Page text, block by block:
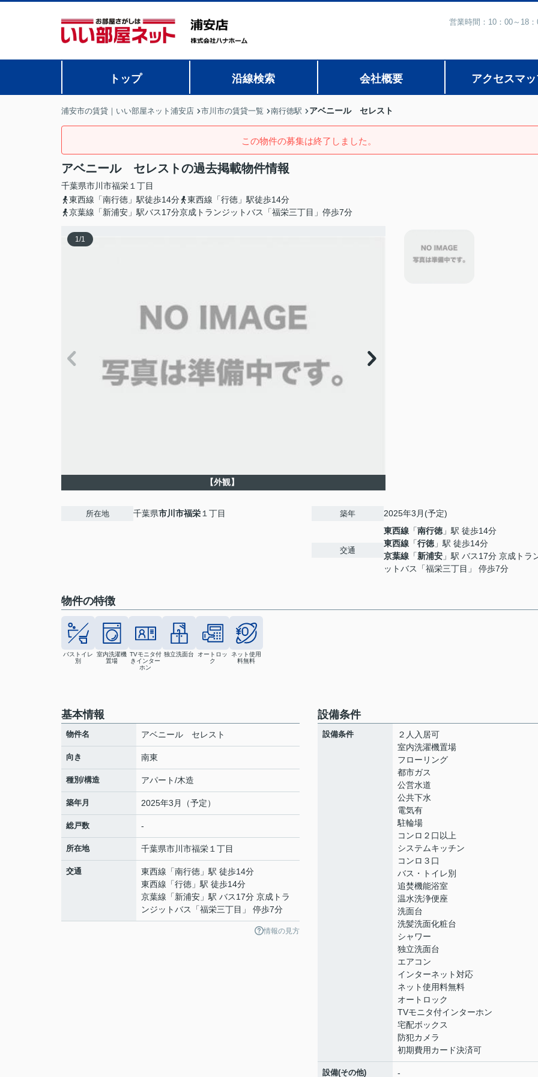
営業時間：10：00～18
トップ 沿線検索 会社概要 アクセスマ
浦安市の賃貸｜いい部屋ネット浦安店 市川市の賃貸一覧 南行徳駅 アベニール セレスト
この物件の募集は終了しました。
アベニール セレストの過去掲載物件情報
千葉県市川市福栄 １丁目
東西線「南行徳」駅徒歩14分
東西線「行徳」駅徒歩14分
京葉線「新浦安」駅バス17分京成トランジットバス「福栄三丁目」停歩7分
1/1
【外観】
所在地 千葉県市川市福栄 １丁目 築年 2025年3月(予定)
交通
東西線 「南行徳 」駅 徒歩14分
東西線 「行徳 」駅 徒歩14分
京葉線 「新浦安 」駅 バス17分 京成トラ
ットバス「福栄三丁目」 停歩7分
物件の特徴
バストイレ
別
室内洗濯機
置場
TVモニタ付
きインター
ホン
独立洗面台
オートロッ
ク
ネット使用
料無料
基本情報
物件名 アベニール セレスト
向き 南東
種別/構造 アパート/木造
築年月 2025年3月（予定）
総戸数 -
所在地 千葉県市川市福栄 １丁目
交通 東西線 「南行徳 」駅 徒歩14分
東西線 「行徳 」駅 徒歩14分
京葉線 「新浦安 」駅 バス17分 京成トラ
ンジットバス「福栄三丁目」 停歩7分
情報の見方
設備条件
設備条件
２人入居可
室内洗濯機置場
フローリング
都市ガス
公営水道
公共下水
電気有
駐輪場
コンロ２口以上
システムキッチン
コンロ３口
バス・トイレ別
追焚機能浴室
温水洗浄便座
洗面台
洗髪洗面化粧台
シャワー
独立洗面台
エアコン
インターネット対応
ネット使用料無料
オートロック
TVモニタ付インターホン
宅配ボックス
防犯カメラ
初期費用カード決済可
設備(その他) -